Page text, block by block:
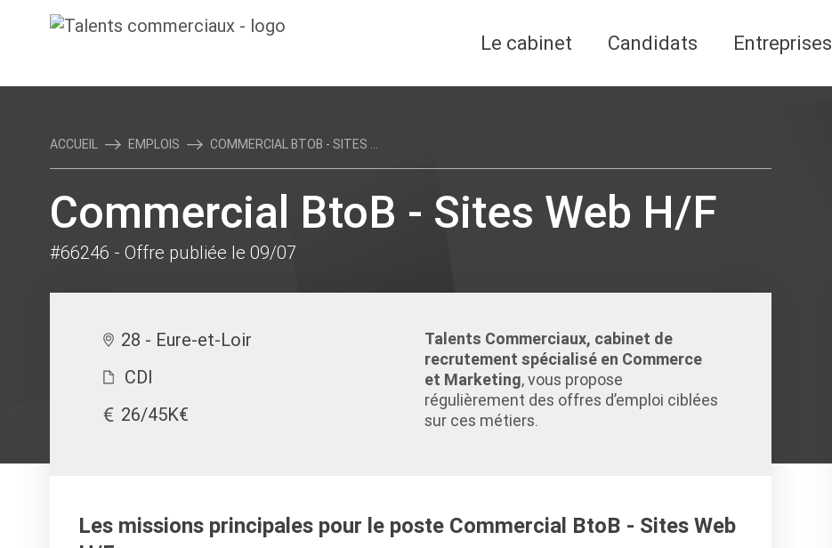
Le cabinet Candidats Entreprises
ACCUEIL EMPLOIS COMMERCIAL BTOB - SITES ...
Commercial BtoB - Sites Web H/F
#66246 - Offre publiée le 09/07
28 - Eure-et-Loir
CDI
26/45K€
Talents Commerciaux, cabinet de
recrutement spécialisé en Commerce
et Marketing, vous propose
régulièrement des offres d’emploi ciblées
sur ces métiers.
Les missions principales pour le poste Commercial BtoB - Sites Web